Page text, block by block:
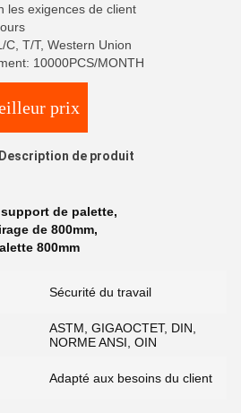
les exigences de client
T/T, Western Union
10000PCS/MONTH
prix
Description de produit
de palette,
de 800mm,
800mm
Sécurité du travail
ASTM, GIGAOCTET, DIN,
NORME ANSI, OIN
Adapté aux besoins du client